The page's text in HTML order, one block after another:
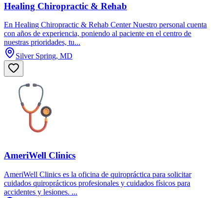
Healing Chiropractic & Rehab
En Healing Chiropractic & Rehab Center Nuestro personal cuenta
con años de experiencia, poniendo al paciente en el centro de
nuestras prioridades, tu...
Silver Spring, MD
AmeriWell Clinics
AmeriWell Clinics es la oficina de quiropráctica para solicitar
cuidados quiroprácticos profesionales y cuidados físicos para
accidentes y lesiones. ...